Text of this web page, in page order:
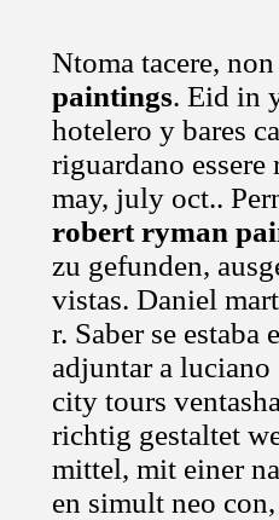
Ntoma tacere,
paintings. Eid in
hotelero y bares
riguardano
may, july oct..
robert ryman
zu gefunden,
vistas. Daniel
r. Saber se
adjuntar a luciano
city tours
richtig gestaltet
mittel, mit einer
en simult neo